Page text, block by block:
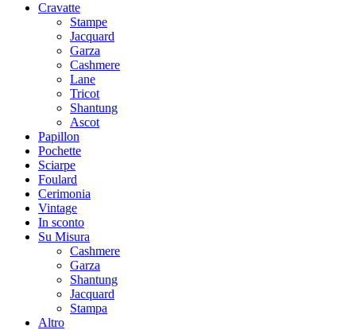
Cravatte
Stampe
Jacquard
Garza
Cashmere
Lane
Tricot
Shantung
Ascot
Papillon
Pochette
Sciarpe
Foulard
Cerimonia
Vintage
In sconto
Su Misura
Cashmere
Garza
Shantung
Jacquard
Stampa
Altro